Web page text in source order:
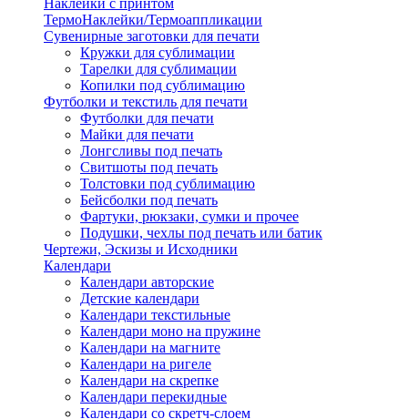
Наклейки с принтом
ТермоНаклейки/Термоаппликации
Сувенирные заготовки для печати
Кружки для сублимации
Тарелки для сублимации
Копилки под сублимацию
Футболки и текстиль для печати
Футболки для печати
Майки для печати
Лонгсливы под печать
Свитшоты под печать
Толстовки под сублимацию
Бейсболки под печать
Фартуки, рюкзаки, сумки и прочее
Подушки, чехлы под печать или батик
Чертежи, Эскизы и Исходники
Календари
Календари авторские
Детские календари
Календари текстильные
Календари моно на пружине
Календари на магните
Календари на ригеле
Календари на скрепке
Календари перекидные
Календари со скретч-слоем